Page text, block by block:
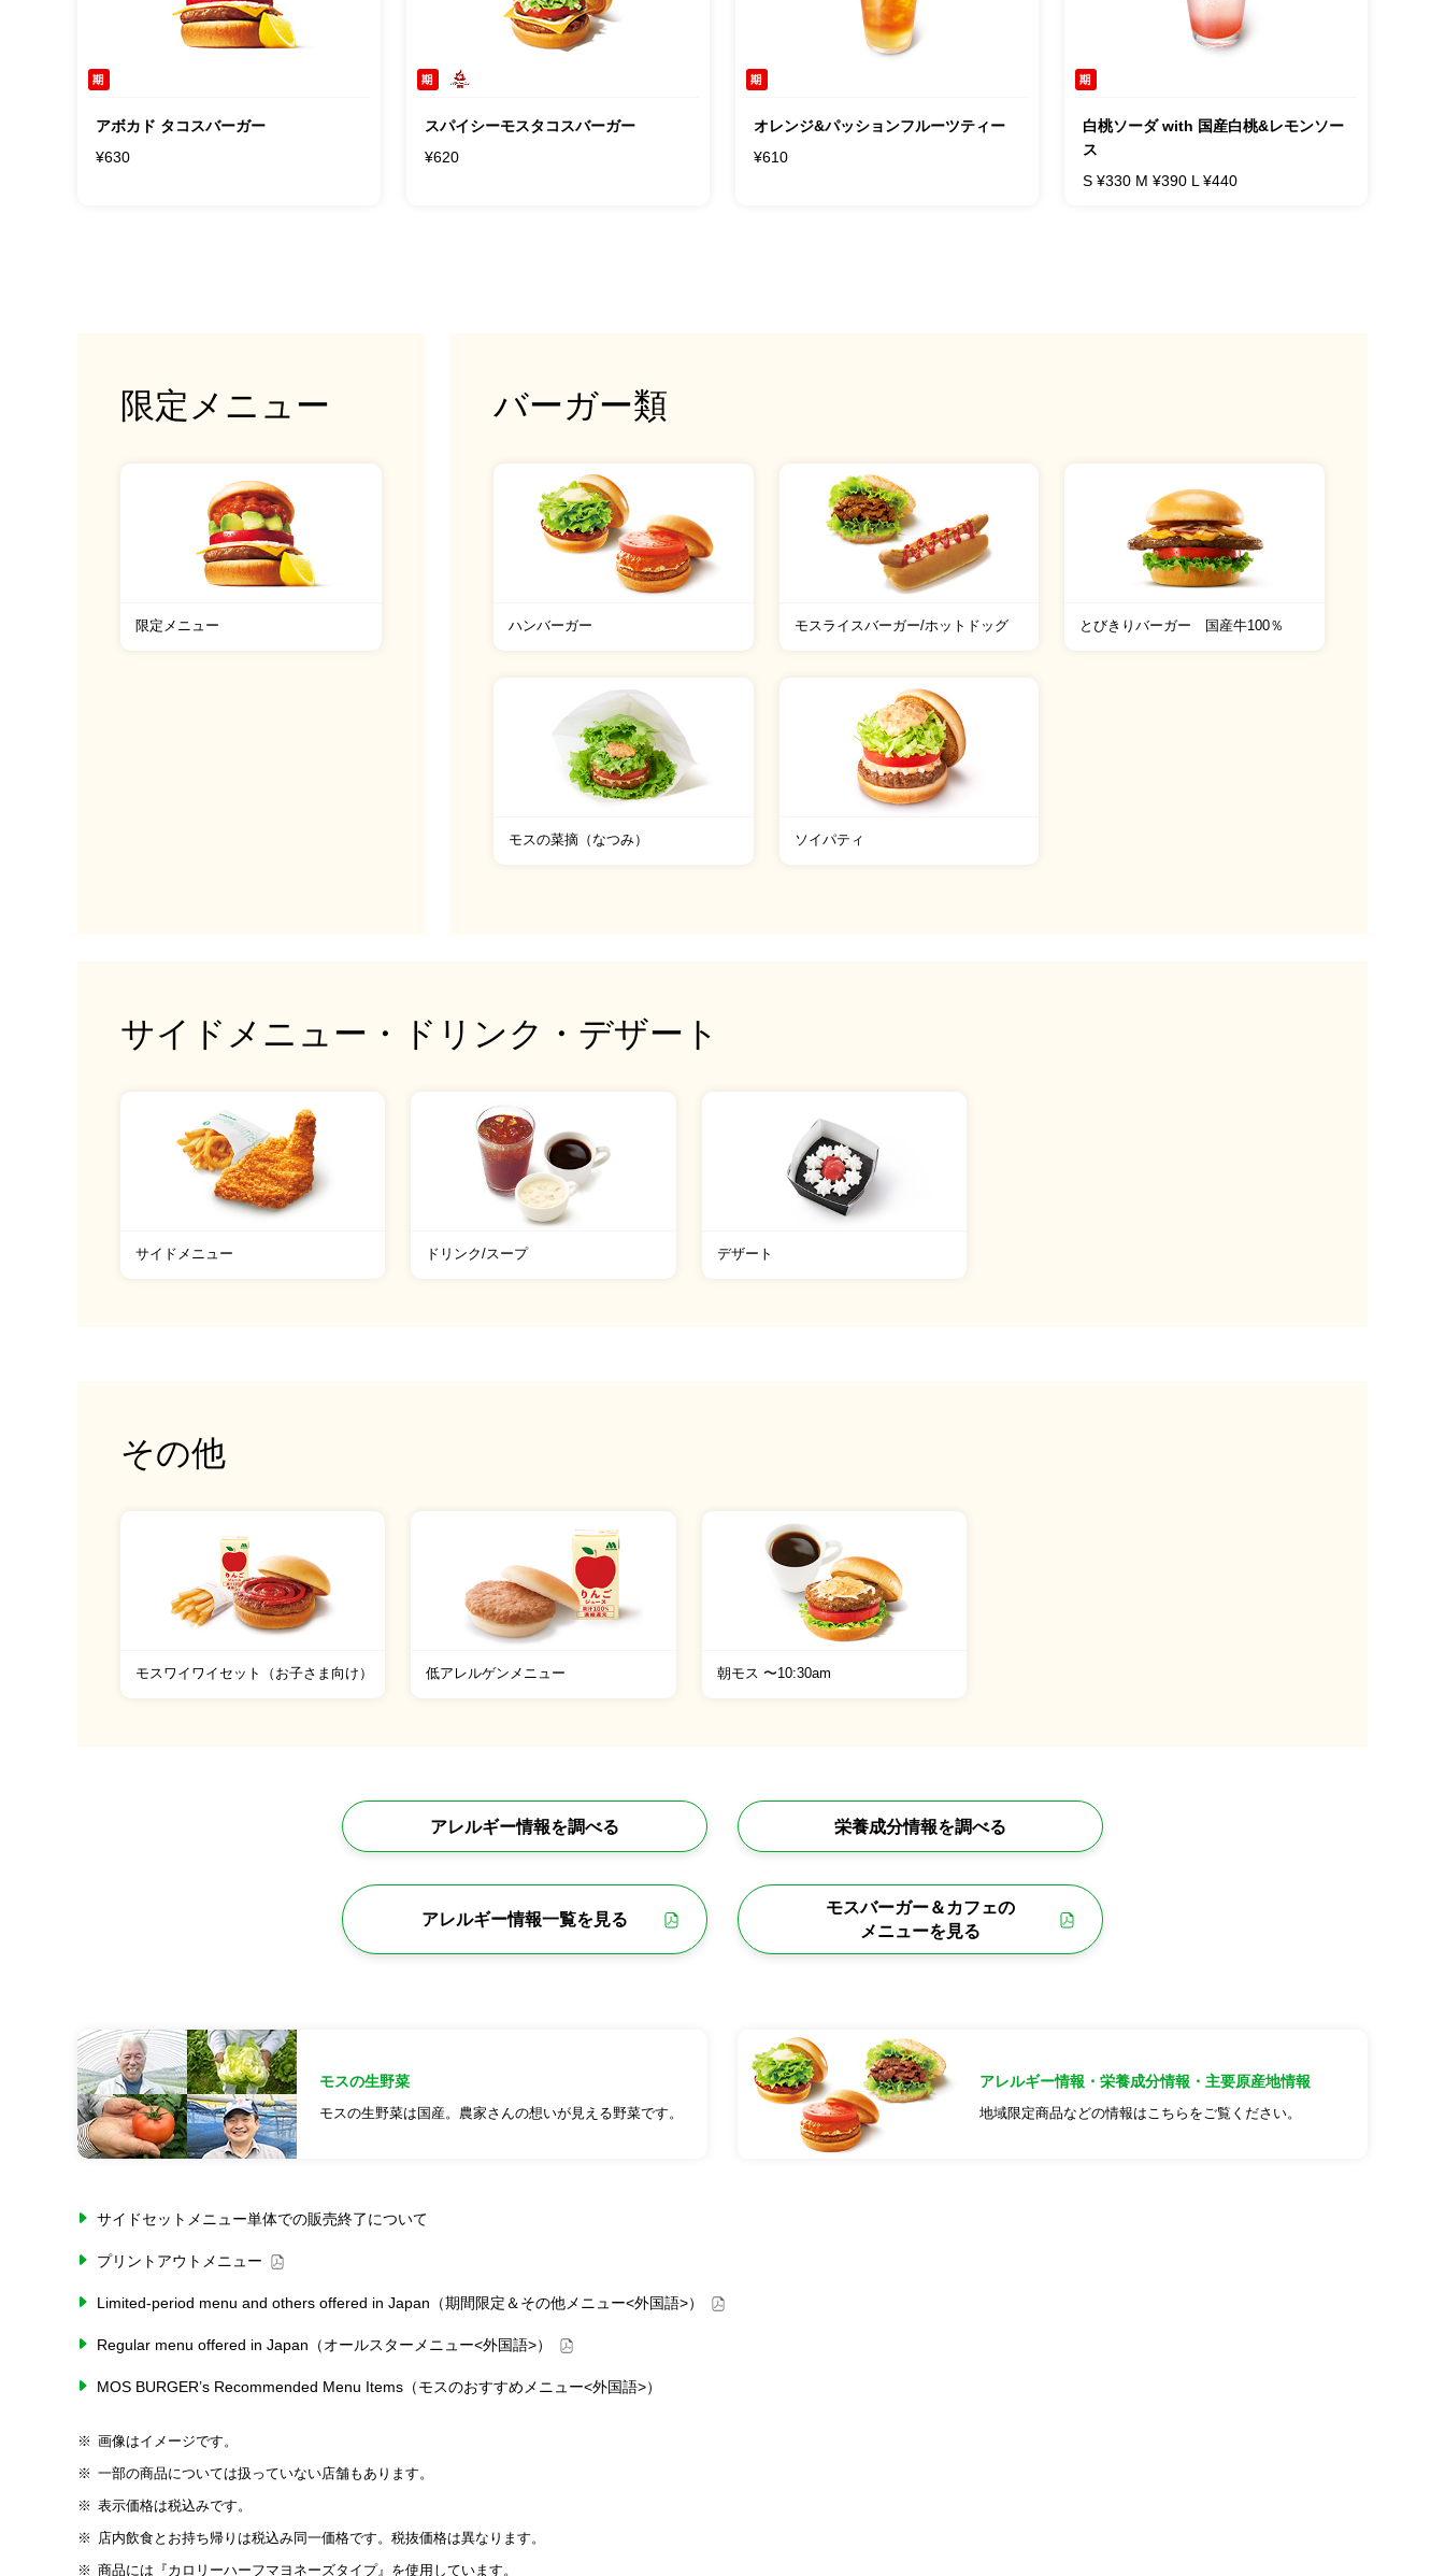
アボカド タコスバーガー
¥630
スパイシーモスタコスバーガー
¥620
オレンジ&パッションフルーツティー
¥610
白桃ソーダ with 国産白桃&レモンソー
ス
S ¥330 M ¥390 L ¥440
限定メニュー
限定メニュー
バーガー類
ハンバーガー モスライスバーガー/ホットドッグ とびきりバーガー 国産牛100％
モスの菜摘（なつみ） ソイパティ
サイドメニュー・ドリンク・ デザート
サイドメニュー ドリンク/スープ デザート
その他
モスワイワイセット（お子さま向け） 低アレルゲンメニュー 朝モス 〜10:30am
アレルギー情報を調べる 栄養成分情報を調べる
アレルギー情報一覧を見る
モスバーガー＆カフェの
メニューを見る
モスの生野菜
モスの生野菜は国産。農家さんの想いが見える野菜です。
アレルギー情報・栄養成分情報・主要原産地情報
地域限定商品などの情報はこちらをご覧ください。
サイドセットメニュー単体での販売終了について
プリントアウトメニュー
Limited-period menu and others offered in Japan（期間限定＆その他メニュー<外国語>）
Regular menu offered in Japan（オールスターメニュー<外国語>）
MOS BURGER’s Recommended Menu Items（モスのおすすめメニュー<外国語>）
画像はイメージです。
一部の商品については扱っていない店舗もあります。
表示価格は税込みです。
店内飲食とお持ち帰りは税込み同一価格です。税抜価格は異なります。
商品には『カロリーハーフマヨネーズタイプ』を使用しています。